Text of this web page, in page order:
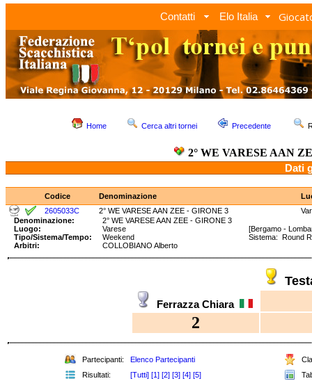
Contatti Elo Italia
Home Cerca altri tornei Precedente
2° WE VARESE AAN
Dati
Codice Denominazione
2605033C
2° WE VARESE AAN ZEE - GIRONE 3
Denominazione:
2° WE VARESE AAN ZEE - GIRONE 3
Luogo:
Varese
[Bergamo -
Tipo/Sistema/Tempo:
Weekend
Sistema: Round
Arbitri:
COLLOBIANO Alberto
Ferrazza Chiara
2
Partecipanti: Elenco Partecipanti
Risultati:
[Tutti] [1] [2] [3] [4] [5]